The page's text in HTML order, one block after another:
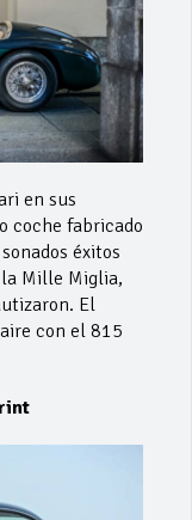
en sus
coche fabricado
éxitos
Mille Miglia,
El
con el 815